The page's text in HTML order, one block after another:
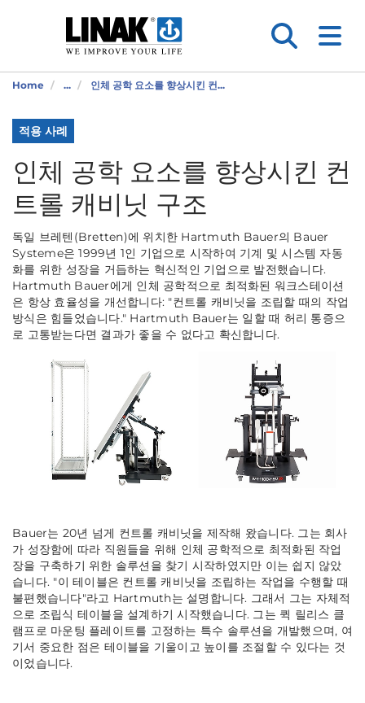
Home ... 인체 공학 요소를 향상시킨 컨...
적용 사례
인체 공학 요소를 향상시킨 컨
트롤 캐비닛 구조
독일 브레텐(Bretten)에 위치한 Hartmuth Bauer의 Bauer
Systeme은 1999년 1인 기업으로 시작하여 기계 및 시스템 자동
화를 위한 성장을 거듭하는 혁신적인 기업으로 발전했습니다.
Hartmuth Bauer에게 인체 공학적으로 최적화된 워크스테이션
은 항상 효율성을 개선합니다: "컨트롤 캐비닛을 조립할 때의 작업
방식은 힘들었습니다." Hartmuth Bauer는 일할 때 허리 통증으
로 고통받는다면 결과가 좋을 수 없다고 확신합니다.
Bauer는 20년 넘게 컨트롤 캐비닛을 제작해 왔습니다. 그는 회사
가 성장함에 따라 직원들을 위해 인체 공학적으로 최적화된 작업
장을 구축하기 위한 솔루션을 찾기 시작하였지만 이는 쉽지 않았
습니다. "이 테이블은 컨트롤 캐비닛을 조립하는 작업을 수행할 때
불편했습니다"라고 Hartmuth는 설명합니다. 그래서 그는 자체적
으로 조립식 테이블을 설계하기 시작했습니다. 그는 퀵 릴리스 클
램프로 마운팅 플레이트를 고정하는 특수 솔루션을 개발했으며, 여
기서 중요한 점은 테이블을 기울이고 높이를 조절할 수 있다는 것
이었습니다.